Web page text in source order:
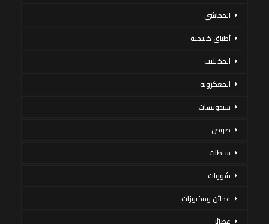
المحاشي
أطباق خليجية
المخللات
المعكرونة
سندوتشات
صوص
سلطات
شوربات
عجائن ومخبوزات
عصائر